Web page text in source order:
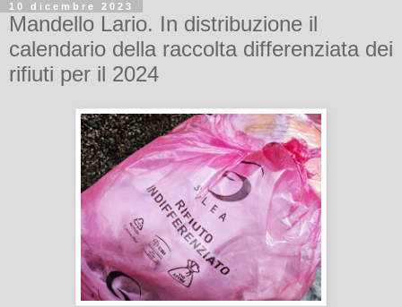
10 dicembre 2023
Mandello Lario. In distribuzione il
calendario della raccolta differenziata dei
rifiuti per il 2024